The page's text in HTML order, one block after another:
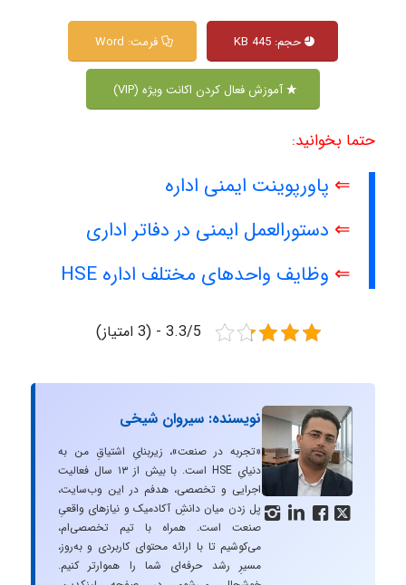
حجم: 445 KB فرمت: Word
آموزش فعال کردن اکانت ویژه (VIP)
حتما بخوانید:
⇐ پاورپوینت ایمنی اداره
⇐ دستورالعمل ایمنی در دفاتر اداری
⇐ وظایف واحدهای مختلف اداره HSE
3.3/5 - (3 امتیاز)
   
نویسنده: سیروان شیخی
«تجربه در صنعت»، زیربنایِ اشتیاقِ من به
دنیایِ HSE است. با بیش از ۱۳ سال فعالیت
اجرایی و تخصصی، هدفم در این وب‌سایت،
پل زدن میان دانشِ آکادمیک و نیازهای واقعیِ
صنعت است. همراه با تیم تخصصی‌ام،
می‌کوشیم تا با ارائه محتوای کاربردی و به‌روز،
مسیرِ رشد حرفه‌ای شما را هموارتر کنیم.